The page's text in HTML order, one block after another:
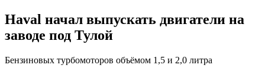
Haval начал выпускать двигатели на
заводе под Тулой
Бензиновых турбомоторов объёмом 1,5 и 2,0 литра